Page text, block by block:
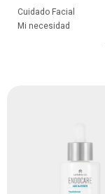
Cuidado Facial
Mi necesidad